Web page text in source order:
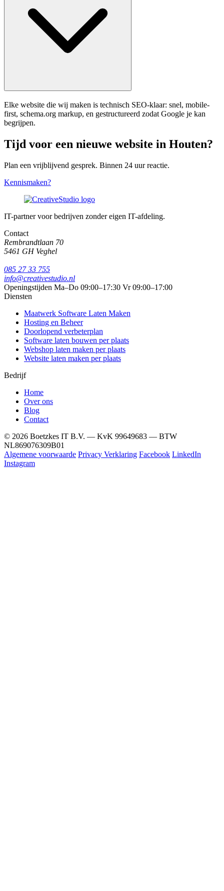
Elke website die wij maken is technisch SEO-klaar: snel, mobile-
first, schema.org markup, en gestructureerd zodat Google je kan
begrijpen.
Tijd voor een nieuwe website in Houten?
Plan een vrijblijvend gesprek. Binnen 24 uur reactie.
Kennismaken?
IT-partner voor bedrijven zonder eigen IT-afdeling.
Contact
Rembrandtlaan 70
5461 GH Veghel
085 27 33 755
info@creativestudio.nl
Openingstijden Ma–Do 09:00–17:30 Vr 09:00–17:00
Diensten
Maatwerk Software Laten Maken
Hosting en Beheer
Doorlopend verbeterplan
Software laten bouwen per plaats
Webshop laten maken per plaats
Website laten maken per plaats
Bedrijf
Home
Over ons
Blog
Contact
© 2026 Boetzkes IT B.V. — KvK 99649683 — BTW
NL869076309B01
Algemene voorwaarde Privacy Verklaring Facebook LinkedIn
Instagram